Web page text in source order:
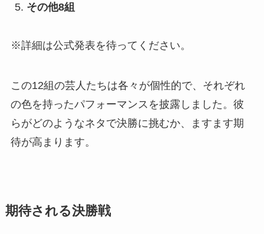
その他8組
※詳細は公式発表を待ってください。
この12組の芸人たちは各々が個性的で、それぞれ
の色を持ったパフォーマンスを披露しました。彼
らがどのようなネタで決勝に挑むか、ますます期
待が高まります。
期待される決勝戦